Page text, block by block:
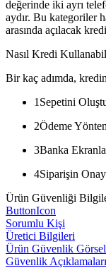
değerinde iki ayrı
aydır. Bu kategoriler
arasında açılacak
Nasıl Kredi
Bir kaç adımda,
1 Sepetini
2Ödeme
3Banka
4Siparişin
Ürün Güvenliği
ButtonIcon
Sorumlu Kişi
Üretici Bilgileri
Ürün Güvenlik
Güvenlik